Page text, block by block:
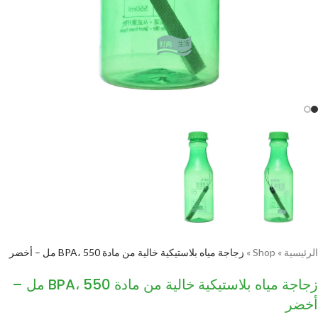
الرئيسية »
Shop
» زجاجة مياه بلاستيكية خالية من مادة BPA، 550 مل – أخضر
زجاجة مياه بلاستيكية خالية من مادة BPA، 550 مل –
أخضر